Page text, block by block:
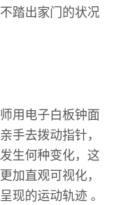
踏出家门的状况
用电子白板钟面
手去拨动指针，
生何种变化，这
加直观可视化，
现的运动轨迹 。